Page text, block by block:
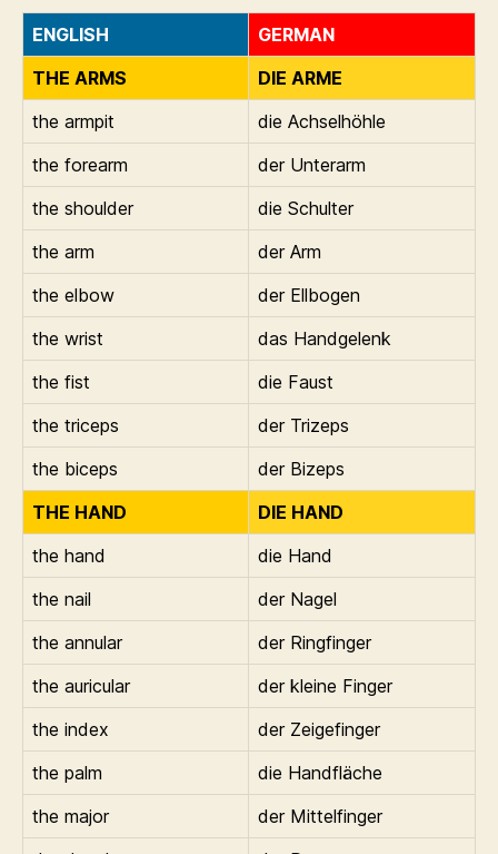
ENGLISH
GERMAN
THE ARMS
DIE ARME
the armpit
die Achselhöhle
the forearm
der Unterarm
the shoulder
die Schulter
the arm
der Arm
the elbow
der Ellbogen
the wrist
das Handgelenk
the fist
die Faust
the triceps
der Trizeps
the biceps
der Bizeps
THE HAND
DIE HAND
the hand
die Hand
the nail
der Nagel
the annular
der Ringfinger
the auricular
der kleine Finger
the index
der Zeigefinger
the palm
die Handfläche
the major
der Mittelfinger